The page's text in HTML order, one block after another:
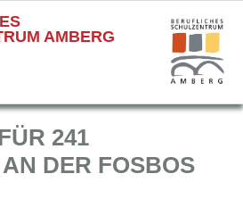
AMBERG
241
DER FOSBOS